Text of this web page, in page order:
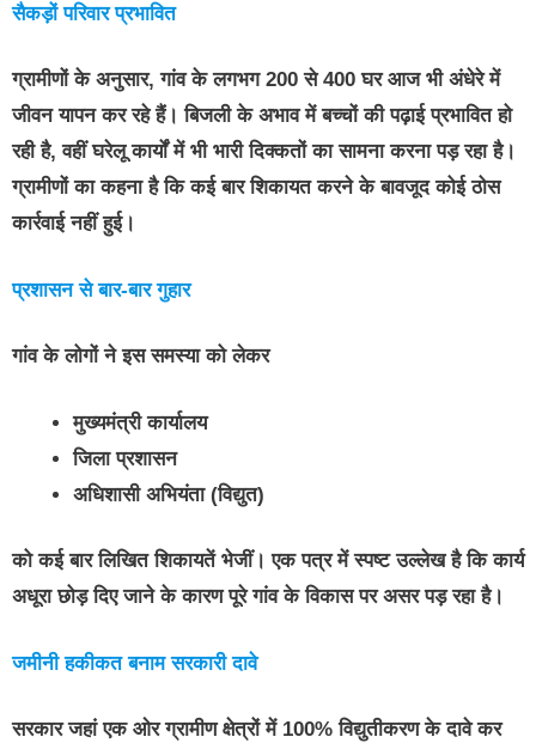
सैकड़ों परिवार प्रभावित
ग्रामीणों के अनुसार, गांव के लगभग 200 से 400 घर आज भी अंधेरे में
जीवन यापन कर रहे हैं। बिजली के अभाव में बच्चों की पढ़ाई प्रभावित हो
रही है, वहीं घरेलू कार्यों में भी भारी दिक्कतों का सामना करना पड़ रहा है।
ग्रामीणों का कहना है कि कई बार शिकायत करने के बावजूद कोई ठोस
कार्रवाई नहीं हुई।
प्रशासन से बार-बार गुहार
गांव के लोगों ने इस समस्या को लेकर
मुख्यमंत्री कार्यालय
जिला प्रशासन
अधिशासी अभियंता (विद्युत)
को कई बार लिखित शिकायतें भेजीं। एक पत्र में स्पष्ट उल्लेख है कि कार्य
अधूरा छोड़ दिए जाने के कारण पूरे गांव के विकास पर असर पड़ रहा है।
जमीनी हकीकत बनाम सरकारी दावे
सरकार जहां एक ओर ग्रामीण क्षेत्रों में 100% विद्युतीकरण के दावे कर